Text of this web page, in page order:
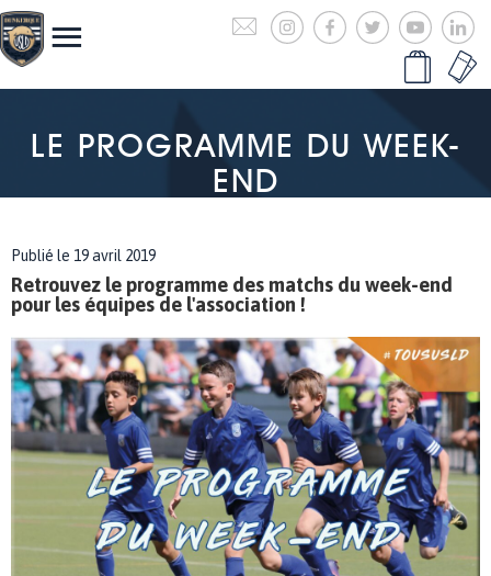
LE PROGRAMME DU WEEK-
END
Publié le 19 avril 2019
Retrouvez le programme des matchs du week-end
pour les équipes de l'association !